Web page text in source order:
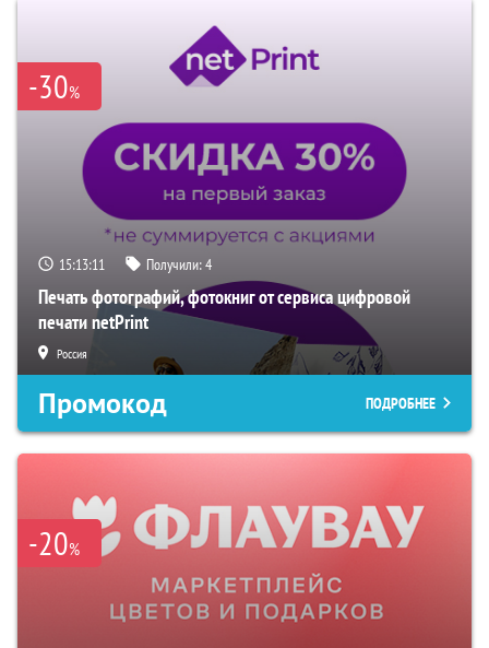
-30%
15:13:10 Получили:4
Печать фотографий, фотокниг от сервиса цифровой
печати netPrint
Россия
Промокод ПОДРОБНЕЕ
-20%